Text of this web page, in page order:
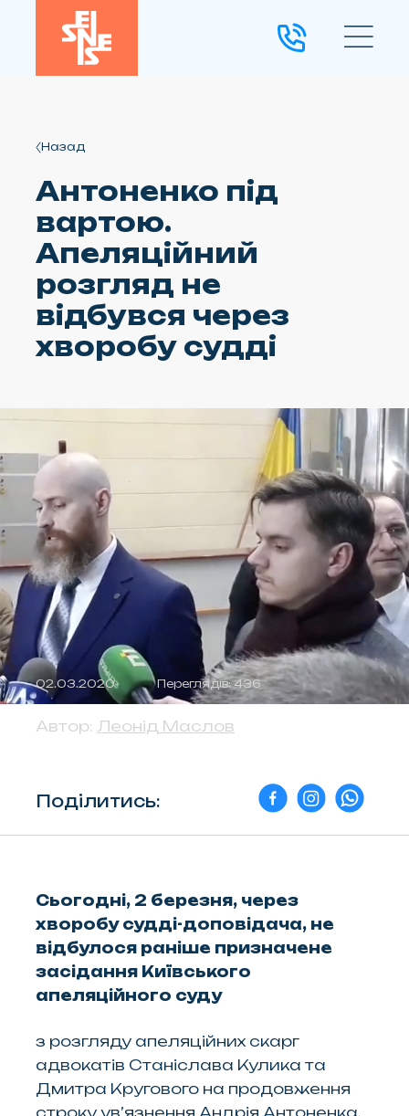
Назад
Антоненко під
вартою.
Апеляційний
розгляд не
відбувся через
хворобу судді
02.03.2020 Переглядів: 436
Автор: Леонід Маслов
Поділитись:
Сьогодні, 2 березня, через
хворобу судді-доповідача, не
відбулося раніше призначене
засідання Київського
апеляційного суду
з розгляду апеляційних скарг
адвокатів Станіслава Кулика та
Дмитра Кругового на продовження